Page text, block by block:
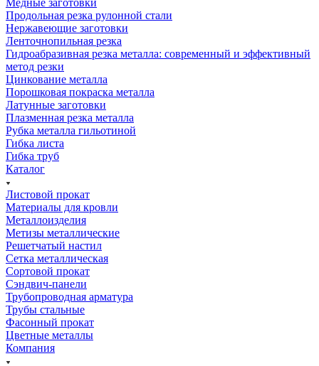
Медные заготовки
Продольная резка рулонной стали
Нержавеющие заготовки
Ленточнопильная резка
Гидроабразивная резка металла: современный и эффективный
метод резки
Цинкование металла
Порошковая покраска металла
Латунные заготовки
Плазменная резка металла
Рубка металла гильотиной
Гибка листа
Гибка труб
Каталог
Листовой прокат
Материалы для кровли
Металлоизделия
Метизы металлические
Решетчатый настил
Сетка металлическая
Сортовой прокат
Сэндвич-панели
Трубопроводная арматура
Трубы стальные
Фасонный прокат
Цветные металлы
Компания